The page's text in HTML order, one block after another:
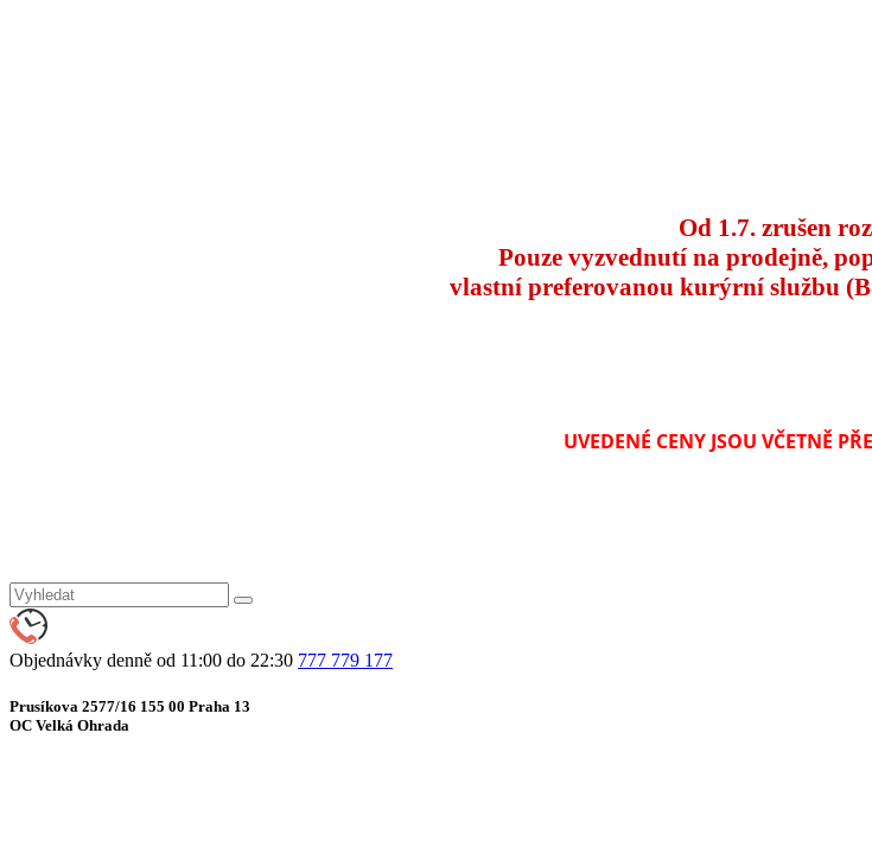
Od 1.7. zrušen
Pouze vyzvednutí na prodejně,
vlastní preferovanou kurýrní službu
UVEDENÉ CENY JSOU VČETNĚ
Objednávky denně od 11:00 do 22:30 777 779 177
Prusíkova 2577/16 155 00 Praha 13
OC Velká Ohrada